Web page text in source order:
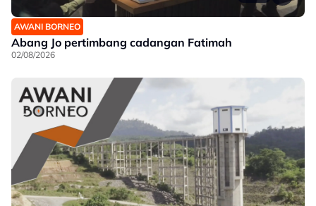
AWANI BORNEO
Abang Jo pertimbang cadangan Fatimah
02/08/2026